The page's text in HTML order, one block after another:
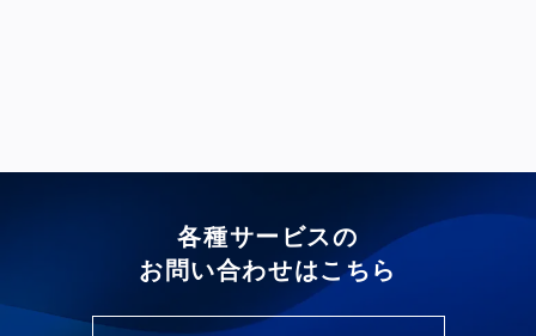
各種サービスの
お問い合わせはこちら